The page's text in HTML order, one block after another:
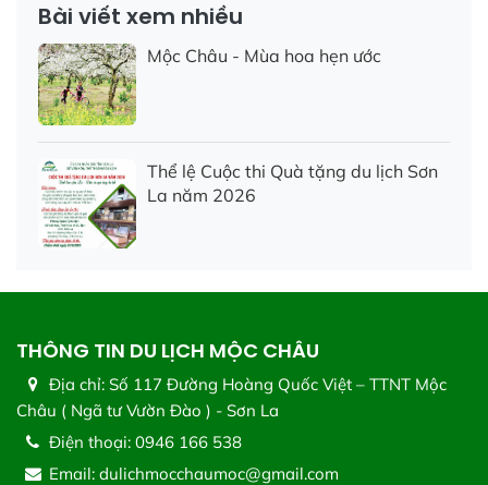
Bài viết xem nhiều
Mộc Châu - Mùa hoa hẹn ước
Thể lệ Cuộc thi Quà tặng du lịch Sơn
La năm 2026
THÔNG TIN DU LỊCH MỘC CHÂU
Địa chỉ: Số 117 Đường Hoàng Quốc Việt – TTNT Mộc
Châu ( Ngã tư Vườn Đào ) - Sơn La
Điện thoại: 0946 166 538
Email: dulichmocchaumoc@gmail.com